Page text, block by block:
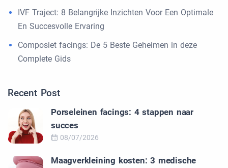
IVF Traject: 8 Belangrijke Inzichten Voor Een Optimale
En Succesvolle Ervaring
Composiet facings: De 5 Beste Geheimen in deze
Complete Gids
Recent Post
Porseleinen facings: 4 stappen naar
succes
08/07/2026
Maagverkleining kosten: 3 medische